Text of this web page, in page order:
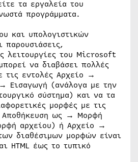
τα εργαλεία του
προγράμματα.
και υπολογιστικών
λειτουργίες του Microsoft
να διαβάσει πολλές
τις εντολές Αρχείο →
Εισαγωγή (ανάλογα με την
σύστημα) και να τα
μορφές με τις
ως → Μορφή
αρχείου) ή Αρχείο →
διαθέσιμων μορφών είναι
HTML έως το τυπικό